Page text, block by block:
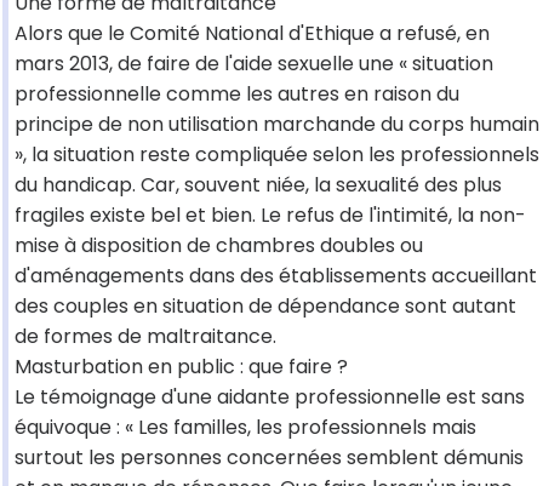
Alors que le Comité National d'Ethique a refusé, en
mars 2013, de faire de l'aide sexuelle une « situation
professionnelle comme les autres en raison du
principe de non utilisation marchande du corps humain
», la situation reste compliquée selon les professionnels
du handicap. Car, souvent niée, la sexualité des plus
fragiles existe bel et bien. Le refus de l'intimité, la non-
mise à disposition de chambres doubles ou
d'aménagements dans des établissements accueillant
des couples en situation de dépendance sont autant
de formes de maltraitance.
Masturbation en public : que faire ?
Le témoignage d'une aidante professionnelle est sans
équivoque : « Les familles, les professionnels mais
surtout les personnes concernées semblent démunis